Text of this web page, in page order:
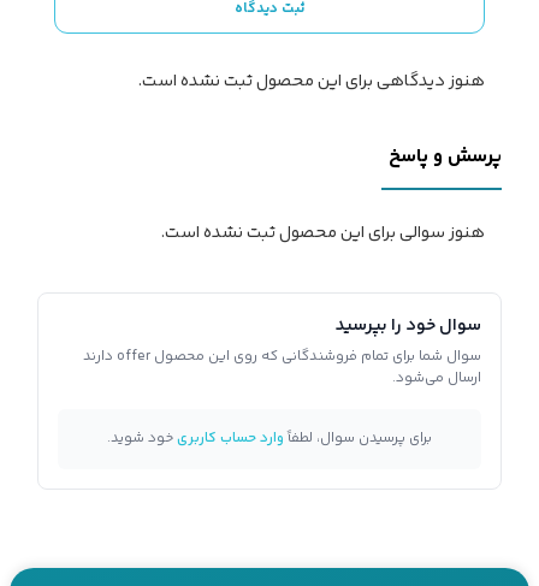
ثبت دیدگاه
هنوز دیدگاهی برای این محصول ثبت نشده است.
پرسش و پاسخ
هنوز سوالی برای این محصول ثبت نشده است.
سوال خود را بپرسید
سوال شما برای تمام فروشندگانی که روی این محصول offer دارند
ارسال می‌شود.
برای پرسیدن سوال، لطفاًوارد حساب کاربریخود شوید.